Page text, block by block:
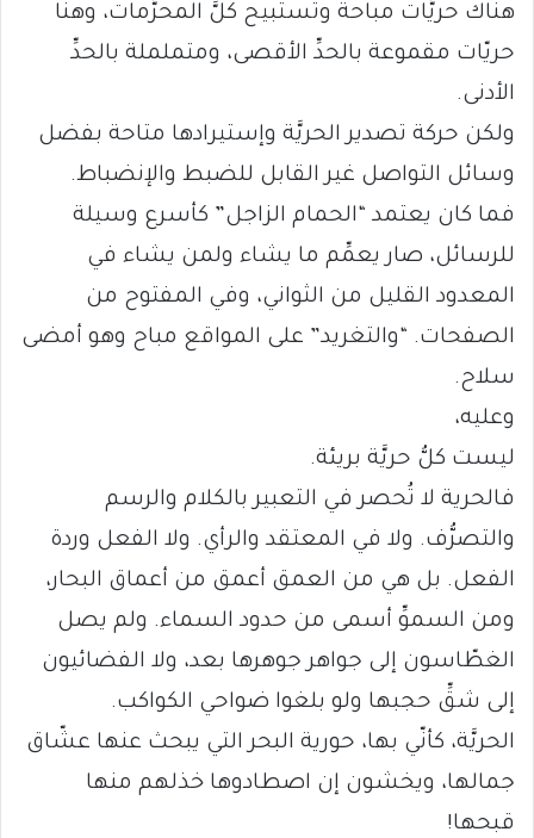
هناك حريَّات مباحة وتستبيح كلَّ المحرَّمات، وهنا
حريّات مقموعة بالحدِّ الأقصى، ومتململة بالحدِّ
الأدنى.
ولكن حركة تصدير الحريَّة وإستيرادها متاحة بفضل
وسائل التواصل غير القابل للضبط والإنضباط.
فما كان يعتمد “الحمام الزاجل” كأسرع وسيلة
للرسائل، صار يعمِّم ما يشاء ولمن يشاء في
المعدود القليل من الثواني، وفي المفتوح من
الصفحات. “والتغريد” على المواقع مباح وهو أمضى
سلاح.
وعليه،
ليست كلُّ حريَّة بريئة.
فالحرية لا تُحصر في التعبير بالكلام والرسم
والتصرُّف. ولا في المعتقد والرأي. ولا الفعل وردة
الفعل. بل هي من العمق أعمق من أعماق البحار،
ومن السموِّ أسمى من حدود السماء. ولم يصل
الغطّاسون إلى جواهر جوهرها بعد، ولا الفضائيون
إلى شقِّ حجبها ولو بلغوا ضواحي الكواكب.
الحريَّة، كأنّي بها، حورية البحر التي يبحث عنها عشّاق
جمالها، ويخشون إن اصطادوها خذلهم منها
قبحها!